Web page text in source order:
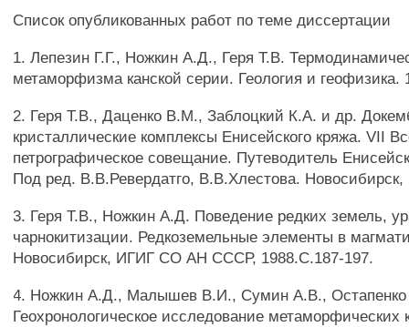
Список опубликованных работ по теме диссертации
1. Лепезин Г.Г., Ножкин А.Д., Геря Т.В.
метаморфизма канской серии. Геология и геофизика.
2. Геря Т.В., Даценко В.М., Заблоцкий К.А. и др.
кристаллические комплексы Енисейского кряжа. VII
петрографическое совещание. Путеводитель
Под ред. В.В.Ревердатго, В.В.Хлестова. Новосибирск,
3. Геря Т.В., Ножкин А.Д. Поведение редких земель,
чарнокитизации. Редкоземельные элементы в
Новосибирск, ИГИГ СО АН СССР, 1988.С.187-197.
4. Ножкин А.Д., Малышев В.И., Сумин A.B.,
Геохронологическое исследование метаморфических